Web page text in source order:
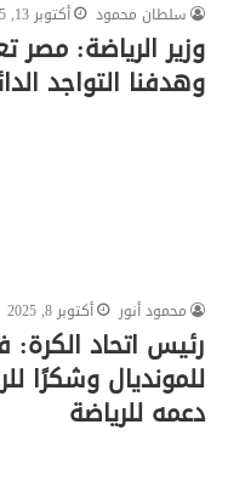
سلطان محمود أكتوبر 13, 2025
وزير الرياضة:
وهدفنا التواجد
محمود أنور أكتوبر 8, 2025
رئيس اتحاد الكرة:
للمونديال وشكرًا
دعمه للرياضة